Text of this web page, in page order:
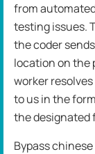
from
testing issues.
the coder
location on the
worker
to us in the
the designated
Bypass